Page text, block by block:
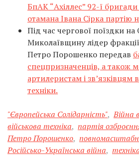
БпАК “Ахіллес” 92-ї
отамана Івана Сірка партію
Під час чергової поїздки
Миколаївщину лідер
Петро Порошенко передав
спецпризначенців, а також
артилеристам і зв’язківцям
техніки.
"Європейська Солідарність", Війна
військова техніка, партія
Петро Порошенко,
Російсько-Українська війна,